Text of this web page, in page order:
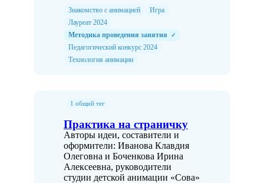
Знакомство с анимацией
Игра
Лауреат 2024
Методика проведения занятия
✓
Педагогический конкурс 2024
Технология анимации
1 общий тег
Практика на страничку
Авторы идеи, составители и
оформители: Иванова Клавдия
Олеговна и Боченкова Ирина
Алексеевна, руководители
студии детской анимации «Сова»